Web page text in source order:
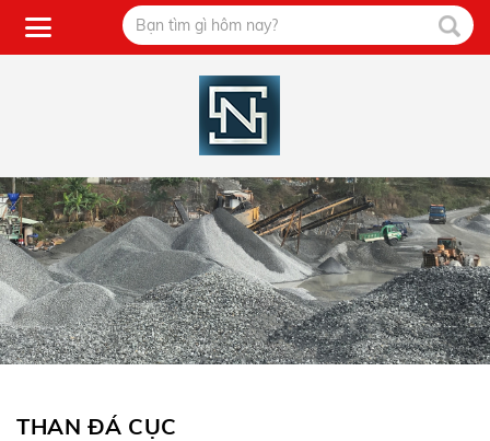
THAN ĐÁ CỤC